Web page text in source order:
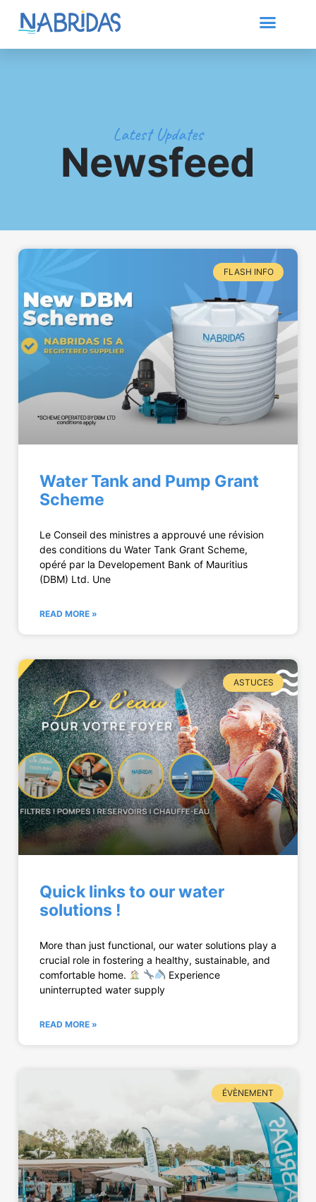
Latest Updates
Newsfeed
FLASH INFO
Water Tank and Pump Grant
Scheme
Le Conseil des ministres a approuvé une révision
des conditions du Water Tank Grant Scheme,
opéré par la Developement Bank of Mauritius
(DBM) Ltd. Une
READ MORE »
ASTUCES
Quick links to our water
solutions !
More than just functional, our water solutions play a
crucial role in fostering a healthy, sustainable, and
comfortable home.
Experience
uninterrupted water supply
READ MORE »
ÉVÈNEMENT